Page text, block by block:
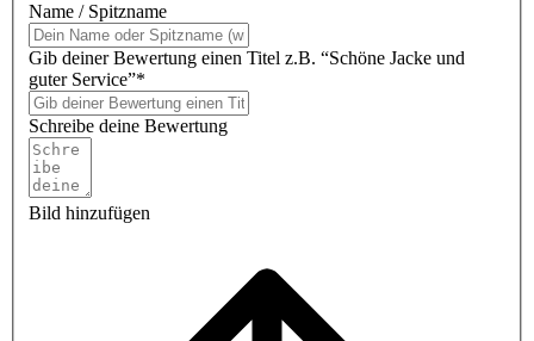
Name / Spitzname
Gib deiner Bewertung einen Titel z.B. “Schöne Jacke und
guter Service”*
Schreibe deine Bewertung
Bild hinzufügen